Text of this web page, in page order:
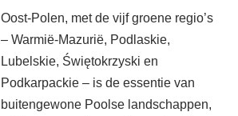
Oost-Polen, met de vijf groene regio’s
– Warmië-Mazurië, Podlaskie,
Lubelskie, Świętokrzyski en
Podkarpackie – is de essentie van
buitengewone Poolse landschappen,